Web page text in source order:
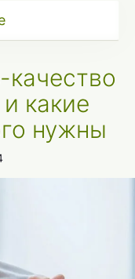
качество
какие
нужны